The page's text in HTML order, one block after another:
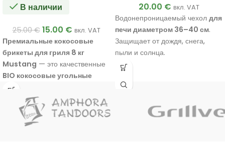
В наличии
25.00€ 15.00 € вкл. VAT
Премиальные кокосовые
брикеты для гриля 8 кг
Mustang — это качественные
BIO кокосовые угольные
брикеты
древесины
и изготовлены из
кокосовой скорлупы. Они
обеспечивают
20.00 € вкл. VAT
Водонепроницаемый чехол для
печи диаметром 36–40 см.
Защищает от дождя, снега,
пыли и солнца.